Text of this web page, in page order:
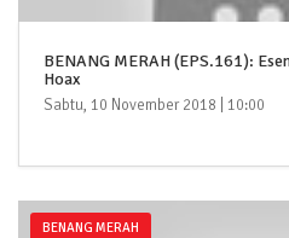
BENANG MERAH (EPS.161):
Hoax
Sabtu, 10 November 2018 | 10:00
BENANG MERAH